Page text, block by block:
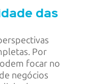
das
Por
focar no
negócios